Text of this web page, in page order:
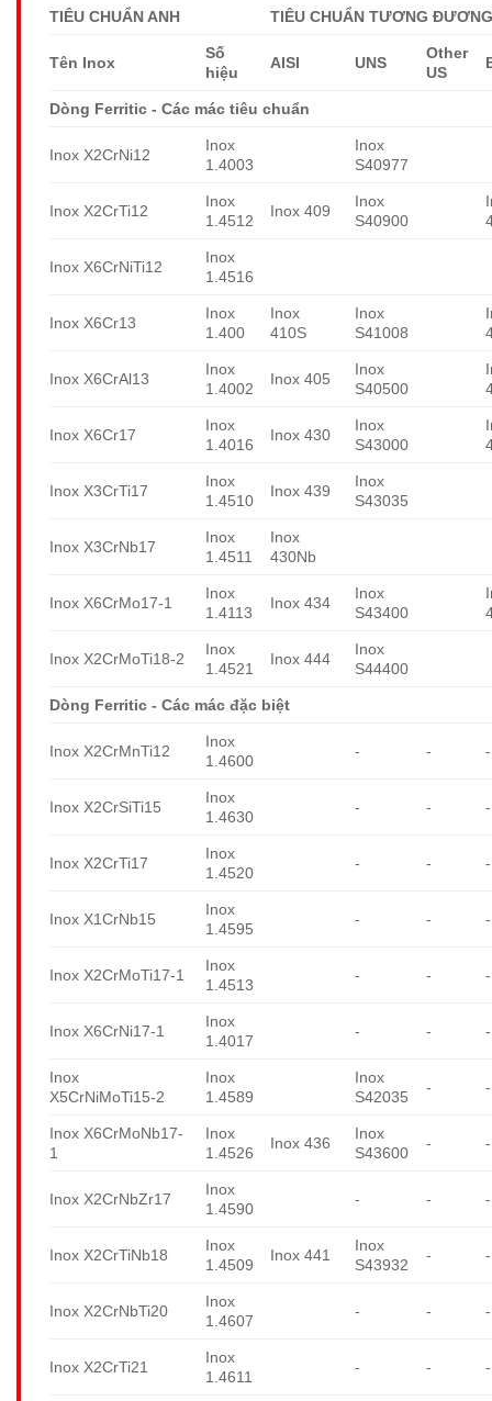
TIÊU CHUẨN ANH TIÊU CHUẨN TƯƠNG
Tên Inox
Số
hiệu
AISI UNS
Other
US
Dòng Ferritic - Các mác tiêu chuẩn
Inox X2CrNi12
Inox
1.4003
Inox
S40977
Inox X2CrTi12
Inox
1.4512
Inox 409
Inox
S40900
Inox X6CrNiTi12
Inox
1.4516
Inox X6Cr13
Inox
1.400
Inox
410S
Inox
S41008
Inox X6CrAl13
Inox
1.4002
Inox 405
Inox
S40500
Inox X6Cr17
Inox
1.4016
Inox 430
Inox
S43000
Inox X3CrTi17
Inox
1.4510
Inox 439
Inox
S43035
Inox X3CrNb17
Inox
1.4511
Inox
430Nb
Inox X6CrMo17-1
Inox
1.4113
Inox 434
Inox
S43400
Inox X2CrMoTi18-2
Inox
1.4521
Inox 444
Inox
S44400
Dòng Ferritic - Các mác đặc biệt
Inox X2CrMnTi12
Inox
1.4600
- - -
Inox X2CrSiTi15
Inox
1.4630
- - -
Inox X2CrTi17
Inox
1.4520
- - -
Inox X1CrNb15
Inox
1.4595
- - -
Inox X2CrMoTi17-1
Inox
1.4513
- - -
Inox X6CrNi17-1
Inox
1.4017
- - -
Inox
X5CrNiMoTi15-2
Inox
1.4589
Inox
S42035
- -
Inox X6CrMoNb17-
1
Inox
1.4526
Inox 436
Inox
S43600
- -
Inox X2CrNbZr17
Inox
1.4590
- - -
Inox X2CrTiNb18
Inox
1.4509
Inox 441
Inox
S43932
- -
Inox X2CrNbTi20
Inox
1.4607
- - -
Inox X2CrTi21
Inox
1.4611
- - -